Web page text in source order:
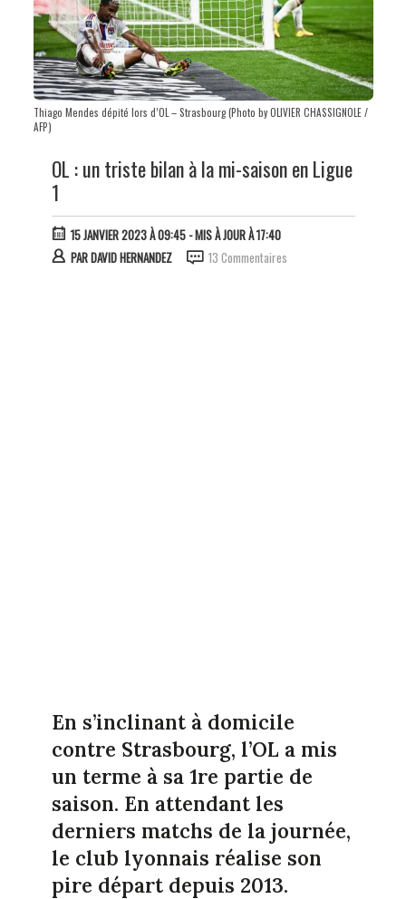
Thiago Mendes dépité lors d’OL – Strasbourg (Photo by OLIVIER CHASSIGNOLE /
AFP)
OL : un triste bilan à la mi-saison en Ligue
1
15 JANVIER 2023 À 09:45- MIS À JOUR À 17:40
PARDAVID HERNANDEZ 13 Commentaires
En s’inclinant à domicile
contre Strasbourg, l’OL a mis
un terme à sa 1re partie de
saison. En attendant les
derniers matchs de la journée,
le club lyonnais réalise son
pire départ depuis 2013.